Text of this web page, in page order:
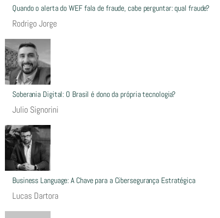
Quando o alerta do WEF fala de fraude, cabe perguntar: qual fraude?
Rodrigo Jorge
Soberania Digital: O Brasil é dono da própria tecnologia?
Julio Signorini
Business Language: A Chave para a Cibersegurança Estratégica
Lucas Dartora